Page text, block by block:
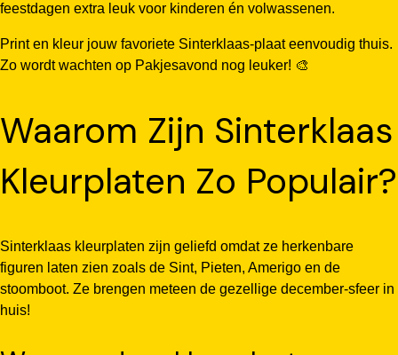
feestdagen extra leuk voor kinderen én volwassenen.
Print en kleur jouw favoriete Sinterklaas-plaat eenvoudig thuis.
Zo wordt wachten op Pakjesavond nog leuker! 🎨
Waarom Zijn Sinterklaas
Kleurplaten Zo Populair?
Sinterklaas kleurplaten zijn geliefd omdat ze herkenbare
figuren laten zien zoals de Sint, Pieten, Amerigo en de
stoomboot. Ze brengen meteen de gezellige december-sfeer in
huis!